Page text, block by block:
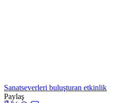
Sanatseverleri buluşturan etkinlik
Paylaş